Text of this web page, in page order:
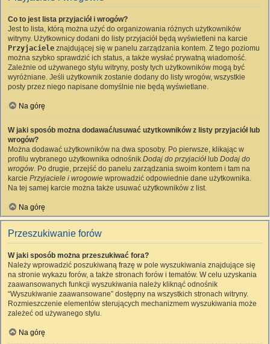
Co to jest lista przyjaciół i wrogów?
Jest to lista, którą można użyć do organizowania różnych użytkowników
witryny. Użytkownicy dodani do listy przyjaciół będą wyświetleni na karcie
Przyjaciele znajdującej się w panelu zarządzania kontem. Z tego poziomu
można szybko sprawdzić ich status, a także wysłać prywatną wiadomość.
Zależnie od używanego stylu witryny, posty tych użytkowników mogą być
wyróżniane. Jeśli użytkownik zostanie dodany do listy wrogów, wszystkie
posty przez niego napisane domyślnie nie będą wyświetlane.
Na górę
W jaki sposób można dodawać/usuwać użytkowników z listy przyjaciół lub
wrogów?
Można dodawać użytkowników na dwa sposoby. Po pierwsze, klikając w
profilu wybranego użytkownika odnośnik Dodaj do przyjaciół lub Dodaj do
wrogów. Po drugie, przejść do panelu zarządzania swoim kontem i tam na
karcie Przyjaciele i wrogowie wprowadzić odpowiednie dane użytkownika.
Na tej samej karcie można także usuwać użytkowników z list.
Na górę
Przeszukiwanie forów
W jaki sposób można przeszukiwać fora?
Należy wprowadzić poszukiwaną frazę w pole wyszukiwania znajdujące się
na stronie wykazu forów, a także stronach forów i tematów. W celu uzyskania
zaawansowanych funkcji wyszukiwania należy kliknąć odnośnik
“Wyszukiwanie zaawansowane” dostępny na wszystkich stronach witryny.
Rozmieszczenie elementów sterujących mechanizmem wyszukiwania może
zależeć od używanego stylu.
Na górę